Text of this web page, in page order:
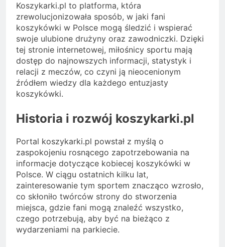
Koszykarki.pl to platforma, która
zrewolucjonizowała sposób, w jaki fani
koszykówki w Polsce mogą śledzić i wspierać
swoje ulubione drużyny oraz zawodniczki. Dzięki
tej stronie internetowej, miłośnicy sportu mają
dostęp do najnowszych informacji, statystyk i
relacji z meczów, co czyni ją nieocenionym
źródłem wiedzy dla każdego entuzjasty
koszykówki.
Historia i rozwój koszykarki.pl
Portal koszykarki.pl powstał z myślą o
zaspokojeniu rosnącego zapotrzebowania na
informacje dotyczące kobiecej koszykówki w
Polsce. W ciągu ostatnich kilku lat,
zainteresowanie tym sportem znacząco wzrosło,
co skłoniło twórców strony do stworzenia
miejsca, gdzie fani mogą znaleźć wszystko,
czego potrzebują, aby być na bieżąco z
wydarzeniami na parkiecie.